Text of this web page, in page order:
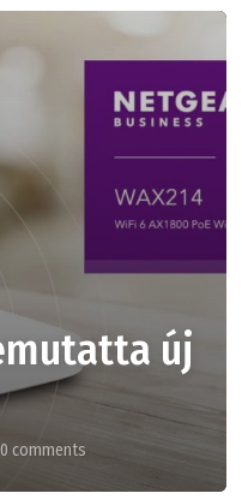
új
0 comments